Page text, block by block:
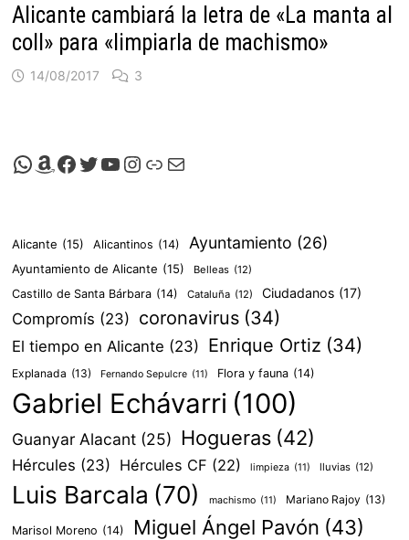
Alicante cambiará la letra de «La manta al
coll» para «limpiarla de machismo»
14/08/2017 3
Canal de Whatsapp de Viscalacant
Comprar en Amazon
Facebook de Viscalacant
Twitter de Viscalacant
Canal de Youtube de Viscalacant
Instagram de Viscalacant
Viscalacant en Polkaverse
Correo electrónico
Alicante (15) Alicantinos (14) Ayuntamiento (26)
Ayuntamiento de Alicante (15) Belleas (12)
Castillo de Santa Bárbara (14) Cataluña (12) Ciudadanos (17)
Compromís (23) coronavirus (34)
El tiempo en Alicante (23) Enrique Ortiz (34)
Explanada (13) Fernando Sepulcre (11) Flora y fauna (14)
Gabriel Echávarri (100)
Guanyar Alacant (25) Hogueras (42)
Hércules (23) Hércules CF (22) limpieza (11) lluvias (12)
Luis Barcala (70) machismo (11) Mariano Rajoy (13)
Marisol Moreno (14) Miguel Ángel Pavón (43)